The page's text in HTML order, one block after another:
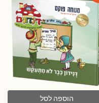
הוספה לסל